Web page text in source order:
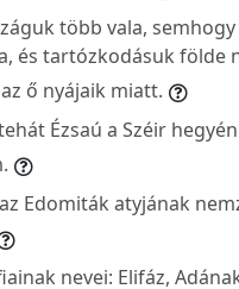
több vala,
és tartózkodásuk földe
ő nyájaik miatt.
Ézsaú a Széir
Edomiták atyjának
nevei: Elifáz,